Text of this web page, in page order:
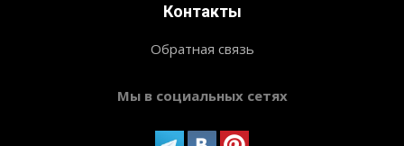
Контакты
Обратная связь
Мы в социальных сетях